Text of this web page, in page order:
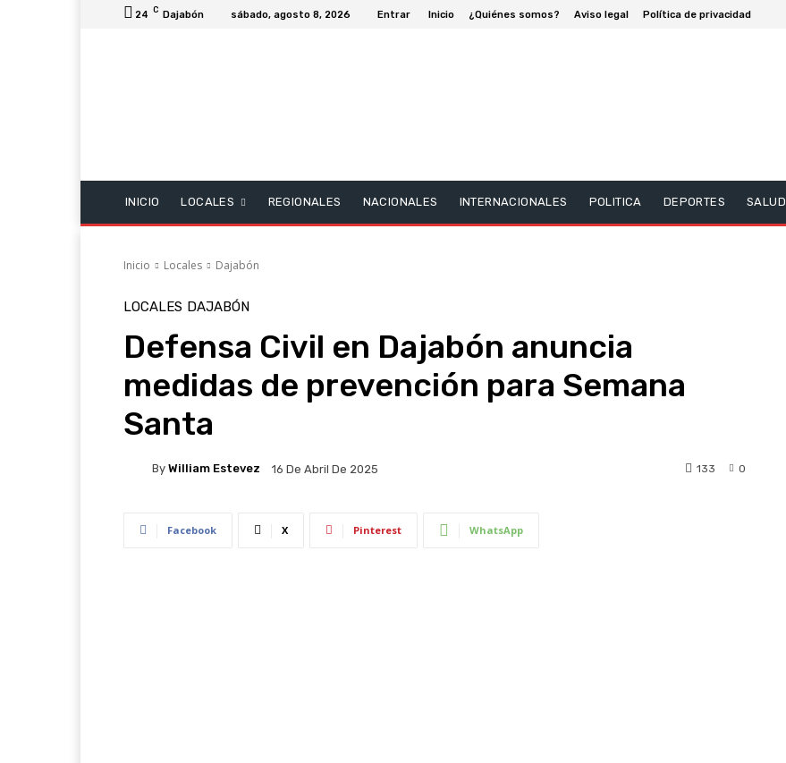
24 C Dajabón sábado, agosto 8, 2026 Entrar Inicio ¿Quiénes somos? Aviso legal Política de privacidad
INICIO LOCALES REGIONALES NACIONALES INTERNACIONALES POLITICA DEPORTES SALUD
Inicio Locales Dajabón
LOCALES DAJABÓN
Defensa Civil en Dajabón anuncia
medidas de prevención para Semana
Santa
By William Estevez 16 De Abril De 2025 0
133
Facebook X Pinterest WhatsApp